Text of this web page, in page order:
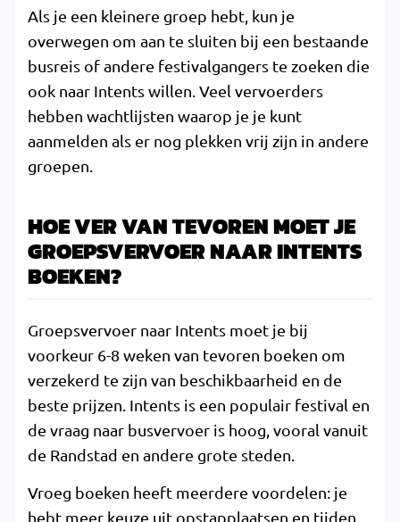
Als je een kleinere groep hebt, kun je
overwegen om aan te sluiten bij een bestaande
busreis of andere festivalgangers te zoeken die
ook naar Intents willen. Veel vervoerders
hebben wachtlijsten waarop je je kunt
aanmelden als er nog plekken vrij zijn in andere
groepen.
HOE VER VAN TEVOREN MOET JE
GROEPSVERVOER NAAR INTENTS
BOEKEN?
Groepsvervoer naar Intents moet je bij
voorkeur 6-8 weken van tevoren boeken om
verzekerd te zijn van beschikbaarheid en de
beste prijzen. Intents is een populair festival en
de vraag naar busvervoer is hoog, vooral vanuit
de Randstad en andere grote steden.
Vroeg boeken heeft meerdere voordelen: je
hebt meer keuze uit opstapplaatsen en tijden,